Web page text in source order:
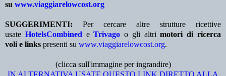
su www.viaggiarelowcost.org
SUGGERIMENTI: Per cercare altre strutture ricettive
usate HotelsCombined eTrivago o gli altrimotori di ricerca
voli e links presenti su www.viaggiarelowcost.org.
(clicca sull'immagine per ingrandire)
IN ALTERNATIVA USATE QUESTO LINK DIRETTO ALLA